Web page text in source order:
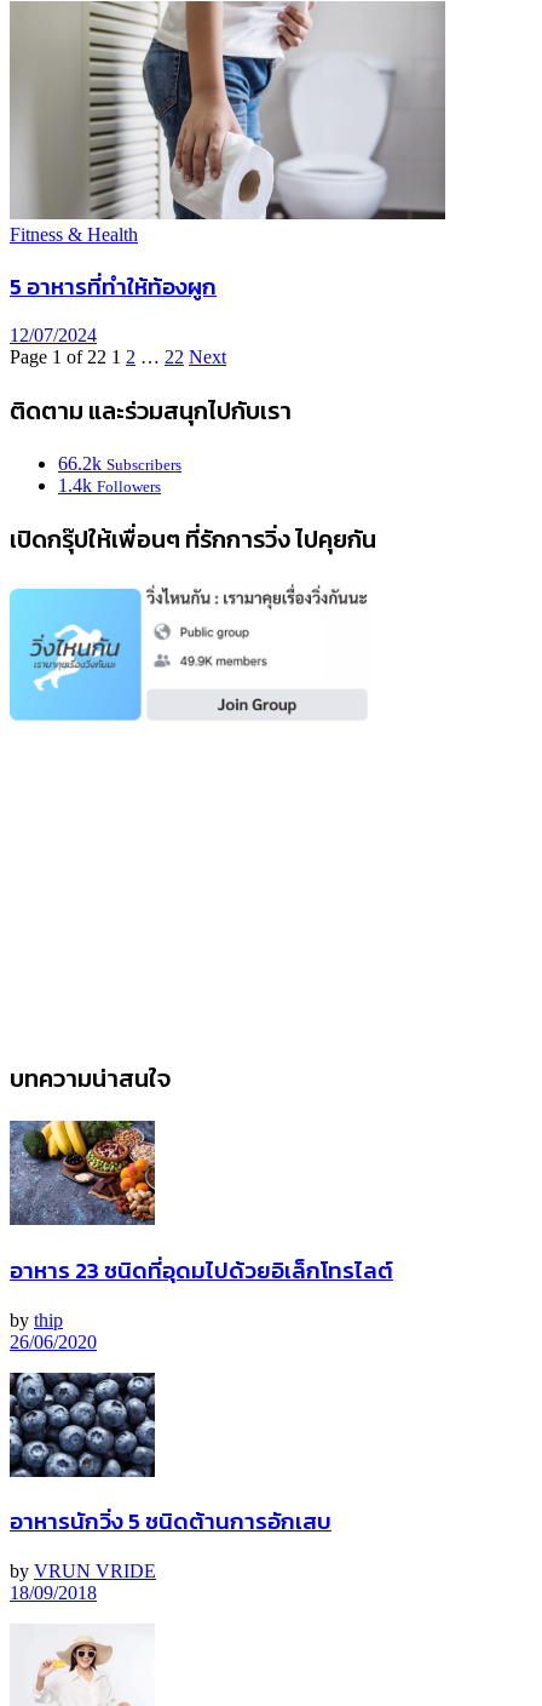
Fitness & Health
5 อาหารที่ทำให้ท้องผูก
12/07/2024
Page 1 of 22 1 2 … 22 Next
ติดตาม และร่วมสนุกไปกับเรา
66.2k Subscribers
1.4k Followers
เปิดกรุ๊ปให้เพื่อนๆ ที่รักการวิ่ง ไปคุยกัน
บทความน่าสนใจ
อาหาร 23 ชนิดที่อุดมไปด้วยอิเล็กโทรไลต์
by thip
26/06/2020
อาหารนักวิ่ง 5 ชนิดต้านการอักเสบ
by VRUN VRIDE
18/09/2018